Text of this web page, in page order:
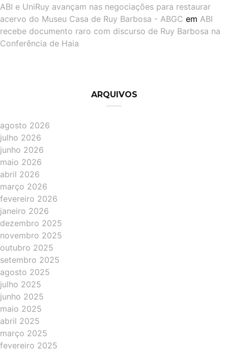
ABI e UniRuy avançam nas negociações para restaurar
acervo do Museu Casa de Ruy Barbosa - ABGC em ABI
recebe documento raro com discurso de Ruy Barbosa na
Conferência de Haia
ARQUIVOS
agosto 2026
julho 2026
junho 2026
maio 2026
abril 2026
março 2026
fevereiro 2026
janeiro 2026
dezembro 2025
novembro 2025
outubro 2025
setembro 2025
agosto 2025
julho 2025
junho 2025
maio 2025
abril 2025
março 2025
fevereiro 2025